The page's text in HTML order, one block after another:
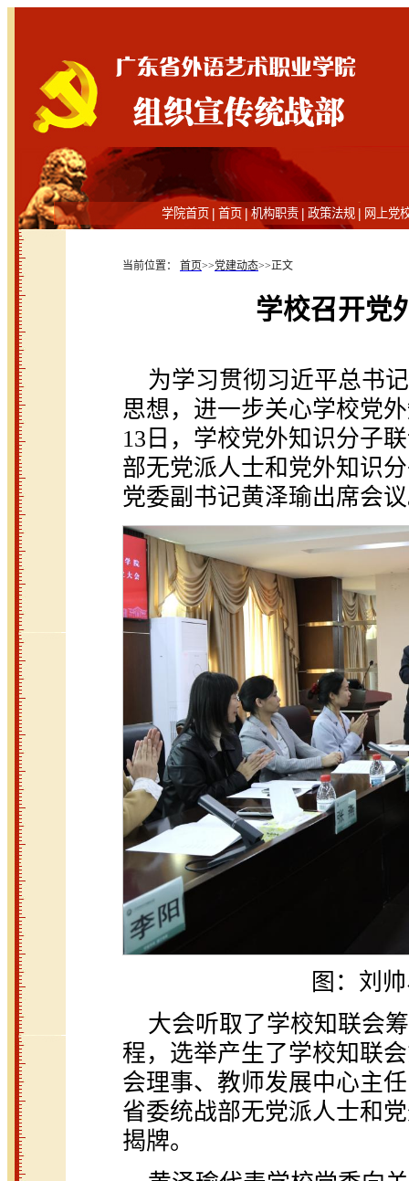
学院首页 | 首页 |机构职责 | 政策法规 | 网上党
当前位置： 首页>>党建动态>>正文
学校召开党
为学习贯彻习近平总书
思想，进一步关心学校党
13日，学校党外知识分子
部无党派人士和党外知识
党委副书记黄泽瑜出席会
图：刘
大会听取了学校知联会
程，选举产生了学校知联
会理事、教师发展中心主
省委统战部无党派人士和
揭牌。